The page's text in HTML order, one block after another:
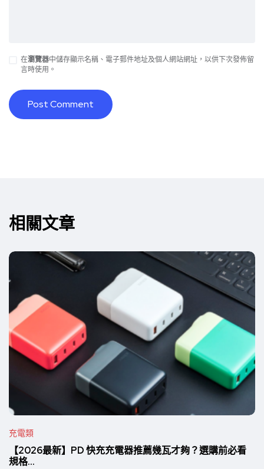
在瀏覽器中儲存顯示名稱、電子郵件地址及個人網站網址，以供下次發佈留
言時使用。
相關文章
充電類
【2026最新】PD 快充充電器推薦幾瓦才夠？選購前必看
規格...